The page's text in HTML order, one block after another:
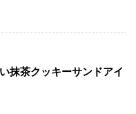
抹茶クッキーサンドアイ